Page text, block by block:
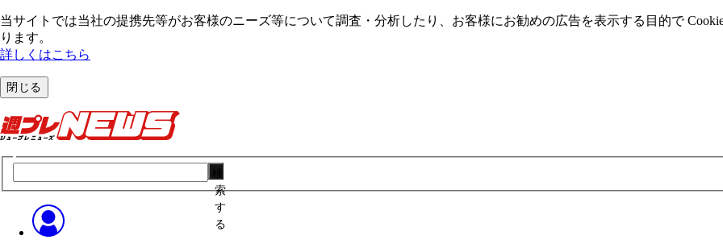
当サイトでは当社の提携先等がお客様のニーズ等について調査・分析したり、お客様にお勧めの広告を表⽰する⽬的で
ります。
詳しくはこちら
閉じる
索
す
る